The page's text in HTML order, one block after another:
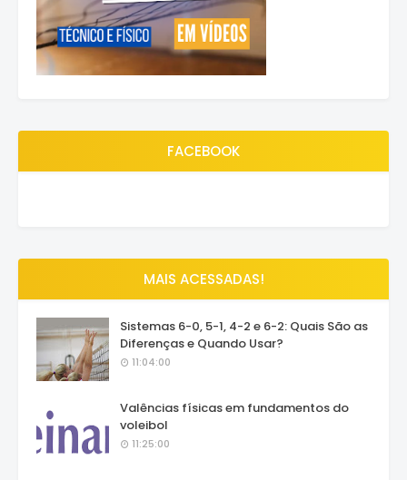
FACEBOOK
MAIS ACESSADAS!
Sistemas 6-0, 5-1, 4-2 e 6-2: Quais São as
Diferenças e Quando Usar?
11:04:00
Valências físicas em fundamentos do
voleibol
11:25:00